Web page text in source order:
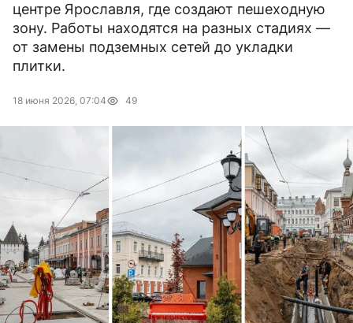
центре Ярославля, где создают пешеходную
зону. Работы находятся на разных стадиях —
от замены подземных сетей до укладки
плитки.
18 июня 2026, 07:04 49